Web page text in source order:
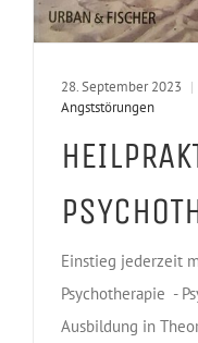
28. September 2023 |
Angststörungen
Einstieg jederzeit
Psychotherapie -
Ausbildung in